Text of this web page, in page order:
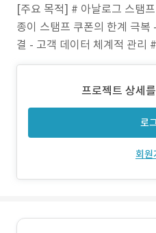
[주요 목적] # 아날로그 스탬
종이 스탬프 쿠폰의 한계 극복
결 - 고객 데이터 체계적 관리
반복 방문 고객 리워드 시스
관리에서 자동화된 시스템으
프로젝트 상세
로
회원